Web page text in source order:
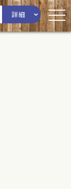
詳細